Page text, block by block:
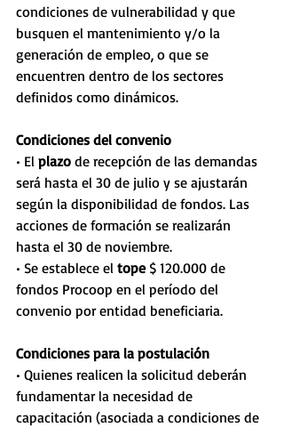
condiciones de vulnerabilidad y que
busquen el mantenimiento y/o la
generación de empleo, o que se
encuentren dentro de los sectores
definidos como dinámicos.
Condiciones del convenio
• El plazo de recepción de las demandas
será hasta el 30 de julio y se ajustarán
según la disponibilidad de fondos. Las
acciones de formación se realizarán
hasta el 30 de noviembre.
• Se establece el tope $ 120.000 de
fondos Procoop en el período del
convenio por entidad beneficiaria.
Condiciones para la postulación
• Quienes realicen la solicitud deberán
fundamentar la necesidad de
capacitación (asociada a condiciones de